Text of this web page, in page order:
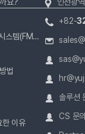
자율주행 로봇(AMR)의 운영을 위한 로봇 관제 시스템(FMS)
법
한 이유
+82-
솔루션
CS 문